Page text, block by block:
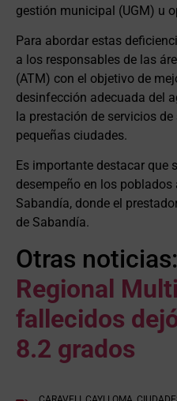
gestión municipal (UGM) u
Para abordar estas
a los responsables de las
(ATM) con el objetivo de
desinfección adecuada del
la prestación de servicios
pequeñas ciudades.
Es importante destacar que
desempeño en los
Sabandía, donde el
de Sabandía.
Otras noticias:
Regional
fallecidos
8.2 grados